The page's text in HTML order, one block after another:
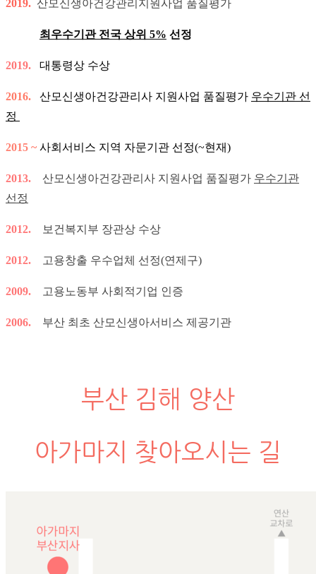
2019. 산모신생아건강관리지원사업 품질평가
최우수기관 전 국 상위 5% 선정
2019. 대통령상 수상
2016. 산모신생아건강관리사 지원사업 품질평가 우수기관 선
정
2015 ~ 사회서비스 지역 자문기관 선정(~현재)
2013. 산모신생아건강관리사 지원사업 품질평가 우수기관
선정
2012. 보건복지부 장관상 수상
2012. 고용창출 우수업체 선정(연제구)
2009. 고용노동부 사회적기업 인증
2006. 부산 최초 산모신생아서비스 제공기관
부산 김해 양산
아가마지 찾아오시는 길